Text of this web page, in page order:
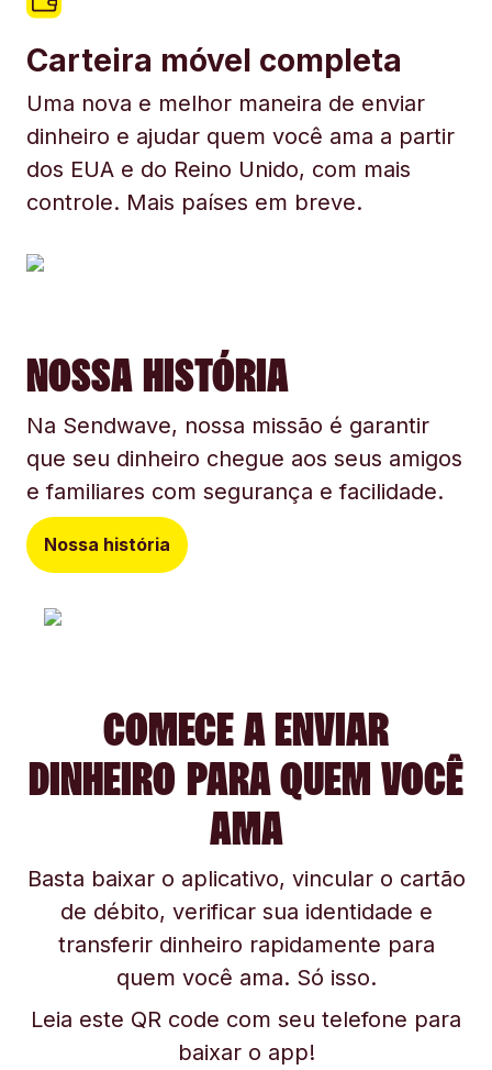
Carteira móvel completa
Uma nova e melhor maneira de enviar
dinheiro e ajudar quem você ama a partir
dos EUA e do Reino Unido, com mais
controle. Mais países em breve.
NOSSA HISTÓRIA
Na Sendwave, nossa missão é garantir
que seu dinheiro chegue aos seus amigos
e familiares com segurança e facilidade.
Nossa história
COMECE A ENVIAR
DINHEIRO PARA QUEM VOCÊ
AMA
Basta baixar o aplicativo, vincular o cartão
de débito, verificar sua identidade e
transferir dinheiro rapidamente para
quem você ama. Só isso.
Leia este QR code com seu telefone para
baixar o app!